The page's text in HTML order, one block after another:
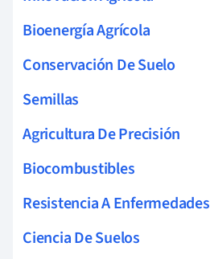
Bioenergía Agrícola
Conservación De Suelo
Semillas
Agricultura De Precisión
Biocombustibles
Resistencia A Enfermedades
Ciencia De Suelos